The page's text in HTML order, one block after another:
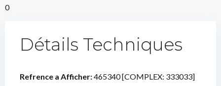
0
Détails Techniques
Refrence a Afficher:465340 [COMPLEX: 333033]